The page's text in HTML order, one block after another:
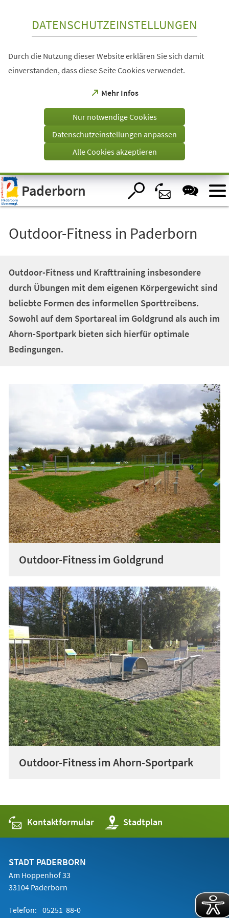
Visuelle
Assistenzsoftware
öffnen.
DATENSCHUTZEINSTELLUNGEN
Durch die Nutzung dieser Website erklären Sie sich damit
einverstanden, dass diese Seite Cookies verwendet.
Mehr Infos
(Öffnet
einem
Tab)
Nur notwendige Cookies
Datenschutzeinstellungen anpassen
Alle Cookies akzeptieren
Paderborn
Outdoor-Fitness in Paderborn
Outdoor-Fitness und Krafttraining insbesondere
durch Übungen mit dem eigenen Körpergewicht sind
beliebte Formen des informellen Sporttreibens.
Sowohl auf dem Sportareal im Goldgrund als auch im
Ahorn-Sportpark bieten sich hierfür optimale
Bedingungen.
Outdoor-Fitness im Goldgrund
Outdoor-Fitness im Ahorn-Sportpark
Kontaktformular Stadtplan
(Öffnet
in
einem
STADT PADERBORN
Am Hoppenhof 33
33104 Paderborn
Telefon: 05251 88-0